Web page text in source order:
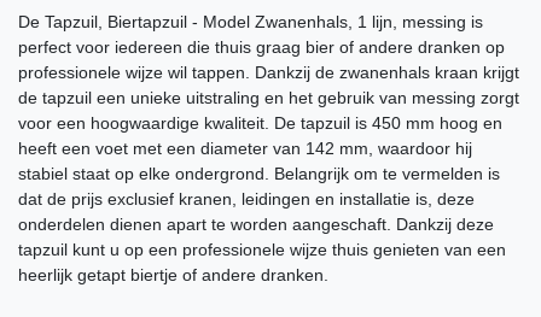
De Tapzuil, Biertapzuil - Model Zwanenhals, 1 lijn, messing is
perfect voor iedereen die thuis graag bier of andere dranken op
professionele wijze wil tappen. Dankzij de zwanenhals kraan krijgt
de tapzuil een unieke uitstraling en het gebruik van messing zorgt
voor een hoogwaardige kwaliteit. De tapzuil is 450 mm hoog en
heeft een voet met een diameter van 142 mm, waardoor hij
stabiel staat op elke ondergrond. Belangrijk om te vermelden is
dat de prijs exclusief kranen, leidingen en installatie is, deze
onderdelen dienen apart te worden aangeschaft. Dankzij deze
tapzuil kunt u op een professionele wijze thuis genieten van een
heerlijk getapt biertje of andere dranken.